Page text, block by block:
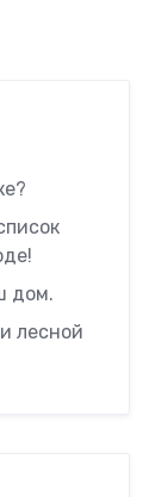
дом.
лесной